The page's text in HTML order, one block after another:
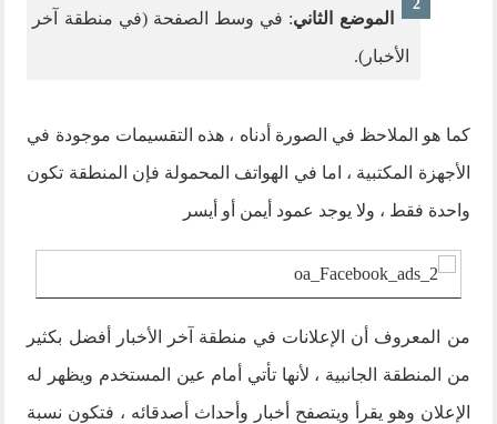
الموضع الثاني: في وسط الصفحة (في منطقة آخر
الأخبار).
كما هو الملاحظ في الصورة أدناه ، هذه التقسيمات موجودة في
الأجهزة المكتبية ، اما في الهواتف المحمولة فإن المنطقة تكون
واحدة فقط ، ولا يوجد عمود أيمن أو أيسر
من المعروف أن الإعلانات في منطقة آخر الأخبار أفضل بكثير
من المنطقة الجانبية ، لأنها تأتي أمام عين المستخدم ويظهر له
الإعلان وهو يقرأ ويتصفح أخبار وأحداث أصدقائه ، فتكون نسبة